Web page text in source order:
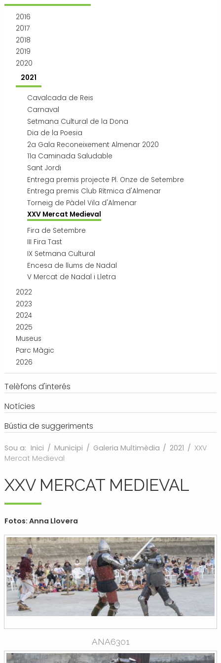
2016
2017
2018
2019
2020
2021
Cavalcada de Reis
Carnaval
Setmana Cultural de la Dona
Dia de la Poesia
2a Gala Reconeixement Almenar 2020
11a Caminada Saludable
Sant Jordi
Entrega premis projecte Pl. Onze de Setembre
Entrega premis Club Rítmica d'Almenar
Torneig de Pàdel Vila d'Almenar
XXV Mercat Medieval
Fira de Setembre
III Fira Tast
IX Setmana Cultural
Encesa de llums de Nadal
V Mercat de Nadal i Lletra
2022
2023
2024
2025
Museus
Parc Màgic
2026
Telèfons d'interés
Notícies
Bústia de suggeriments
Sou a: Inici / Municipi / Galeria Multimèdia / 2021 / XXV
Mercat Medieval
XXV MERCAT MEDIEVAL
Fotos: Anna Llovera
ANA6301